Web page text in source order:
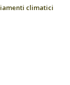
climatici